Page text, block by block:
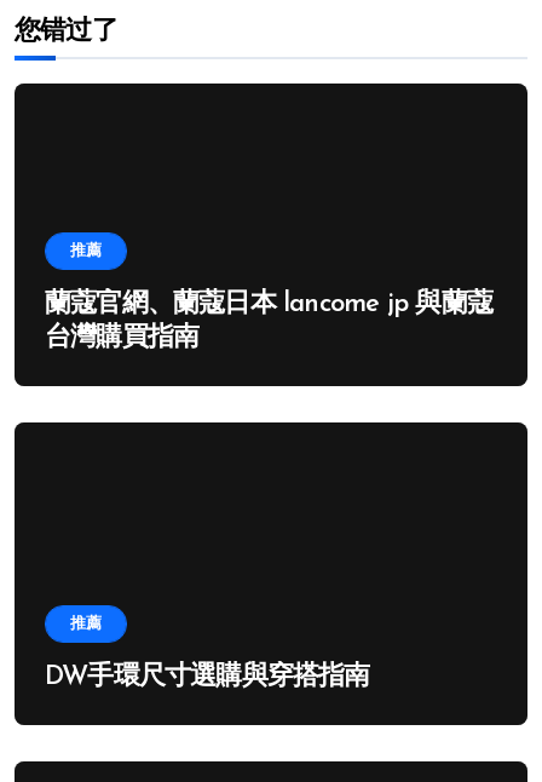
您错过了
推薦
蘭蔻官網、蘭蔻日本 lancome jp 與蘭蔻
台灣購買指南
推薦
DW手環尺寸選購與穿搭指南